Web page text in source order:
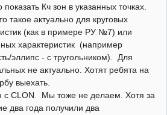
Кч зон в указанных точках.
такое актуально для круговых
(как в примере РУ №7) или
характеристик (например
эллипс - с тругольником). Для
не актуально. Хотят ребята на
выехать.
с CLON. Мы тоже не делаем. Хотя за
два года получили два